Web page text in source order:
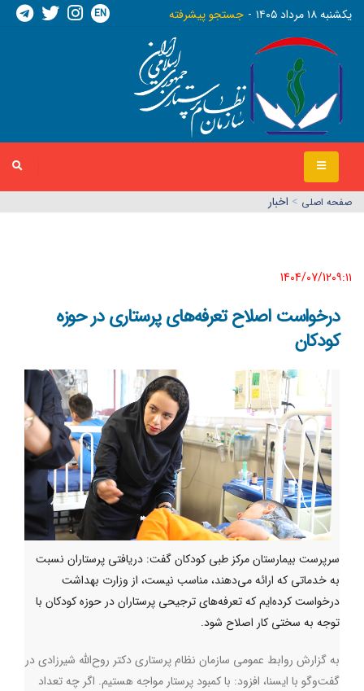
يکشنبه ١٨ مرداد ١٤٠٥ جستجو پیشرفته EN
صفحه اصلي > اخبار
1404/07/12٠٩:١١
درخواست اصلاح تعرفه‌های پرستاری در حوزه
کودکان
سرپرست بیمارستان مرکز طبی کودکان گفت: دریافتی پرستاران نسبت
به خدماتی که ارائه می‌دهند، مناسب نیست، از وزارت بهداشت
درخواست کرده‌ایم که تعرفه‌های ترجیحی پرستاران در حوزه کودکان با
توجه به سختی کار اصلاح شود.
به گزارش روابط عمومی سازمان نظام پرستاری دکتر روح‌الله شیرزادی در
گفت‌وگو با ایسنا، افزود: با کمبود پرستار مواجه هستیم. اگر چه تعداد